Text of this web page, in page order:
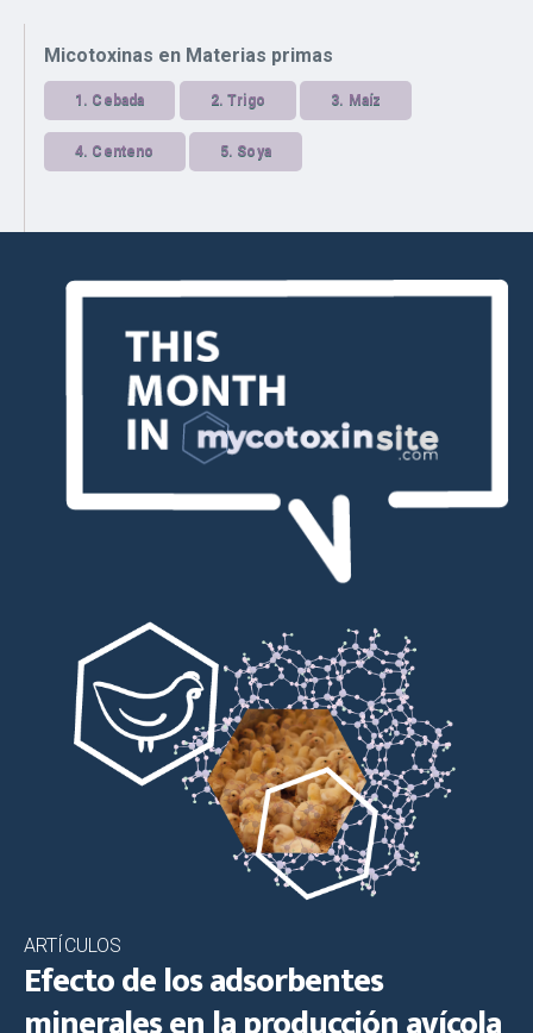
Micotoxinas en Materias primas
1. Cebada 2.Trigo 3. Maíz
4. Centeno 5. Soya
ARTÍCULOS
Efecto de los adsorbentes